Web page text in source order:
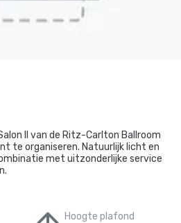
II van de Ritz-Carlton Ballroom
te organiseren. Natuurlijk licht en
met uitzonderlijke service
Hoogte plafond